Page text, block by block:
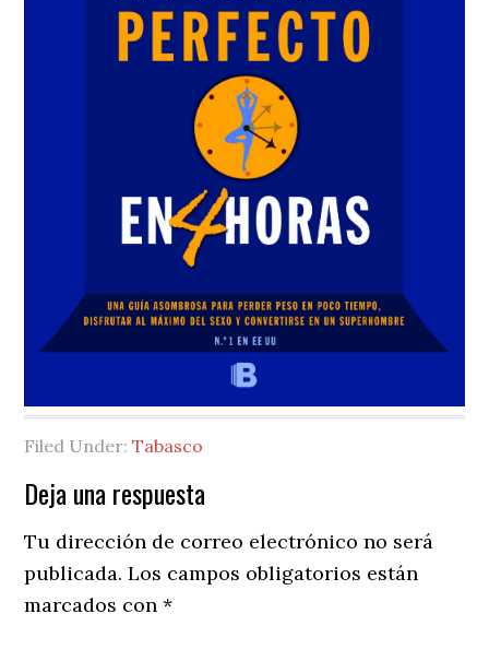
Filed Under:Tabasco
Reader
Interactions
Deja una respuesta
Tu dirección de correo electrónico no será
publicada. Los campos obligatorios están
marcados con*